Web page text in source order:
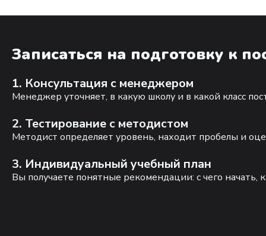
Записаться на подготовку к
1. Консультация с менеджером
Менеджер уточняет, в какую школу и в какой класс
2. Тестирование с методистом
Методист определяет уровень, находит пробелы и
3. Индивидуальный учебный план
Вы получаете понятные рекомендации: с чего начать,